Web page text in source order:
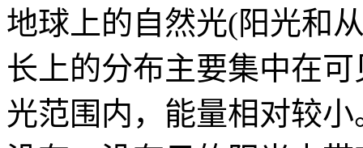
地球上的自然光(阳光和
长上的分布主要集中在
光范围内，能量相对较